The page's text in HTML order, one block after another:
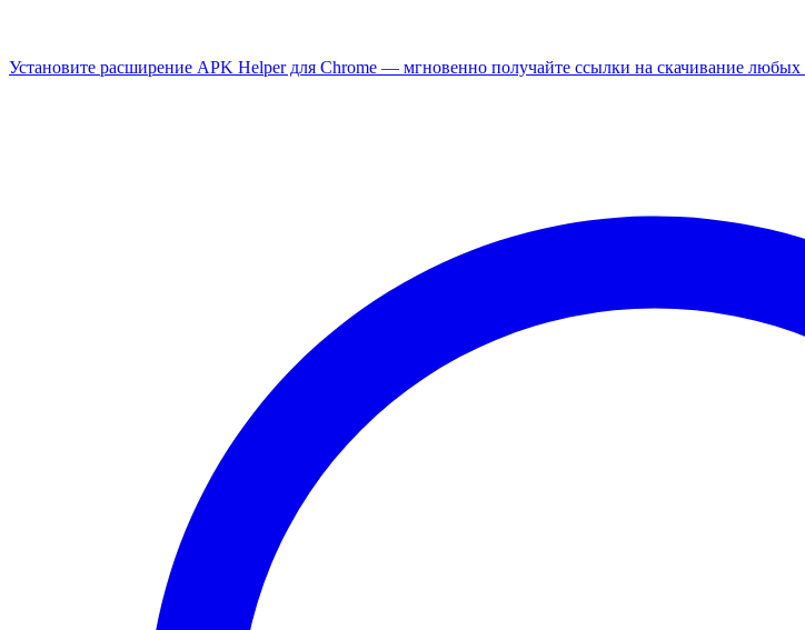
Установите расширение APK Helper для Chrome — мгновенно получайте ссылки на скачивание